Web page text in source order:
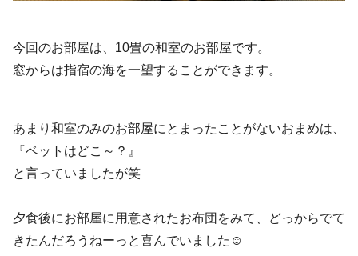
今回のお部屋は、10畳の和室のお部屋です。
窓からは指宿の海を一望することができます。
あまり和室のみのお部屋にとまったことがないおまめは、
『ベットはどこ～？』
と言っていましたが笑
夕食後にお部屋に用意されたお布団をみて、どっからでて
きたんだろうねーっと喜んでいました☺